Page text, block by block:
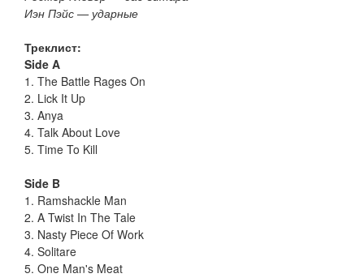
Иэн Пэйс — ударные
Треклист:
Side A
1. The Battle Rages On
2. Lick It Up
3. Anya
4. Talk About Love
5. Time To Kill
Side B
1. Ramshackle Man
2. A Twist In The Tale
3. Nasty Piece Of Work
4. Solitare
5. One Man's Meat